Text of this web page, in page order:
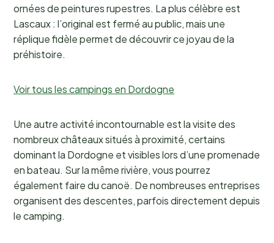
ornées de peintures rupestres. La plus célèbre est
Lascaux : l’original est fermé au public, mais une
réplique fidèle permet de découvrir ce joyau de la
préhistoire.
Voir tous les campings en Dordogne
Une autre activité incontournable est la visite des
nombreux châteaux situés à proximité, certains
dominant la Dordogne et visibles lors d’une promenade
en bateau. Sur la même rivière, vous pourrez
également faire du canoë. De nombreuses entreprises
organisent des descentes, parfois directement depuis
le camping.